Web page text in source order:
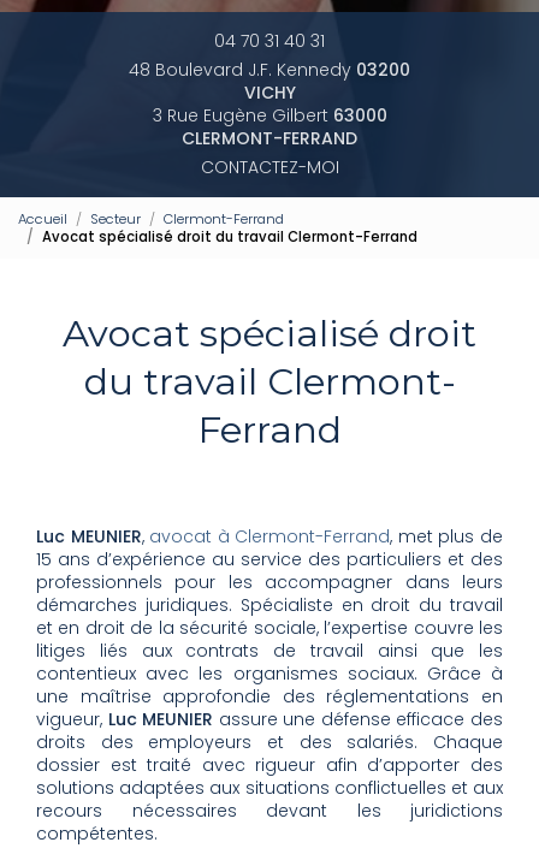
04 70 31 40 31
48 Boulevard J.F. Kennedy 03200
VICHY
3 Rue Eugène Gilbert 63000
CLERMONT-FERRAND
CONTACTEZ-MOI
Accueil Secteur
Clermont-Ferrand
Avocat spécialisé droit du travail Clermont-Ferrand
Avocat spécialisé droit
du travail Clermont-
Ferrand
Luc MEUNIER, avocat à Clermont-Ferrand, met plus de
15 ans d’expérience au service des particuliers et des
professionnels pour les accompagner dans leurs
démarches juridiques. Spécialiste en droit du travail
et en droit de la sécurité sociale, l’expertise couvre les
litiges liés aux contrats de travail ainsi que les
contentieux avec les organismes sociaux. Grâce à
une maîtrise approfondie des réglementations en
vigueur, Luc MEUNIER assure une défense efficace des
droits des employeurs et des salariés. Chaque
dossier est traité avec rigueur afin d’apporter des
solutions adaptées aux situations conflictuelles et aux
recours nécessaires devant les juridictions
compétentes.